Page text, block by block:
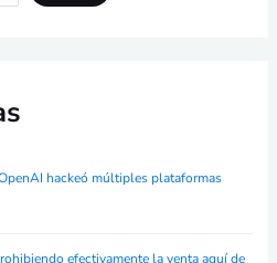
hackeó múltiples plataformas
efectivamente la venta aquí de